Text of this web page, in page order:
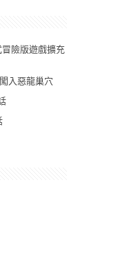
險版遊戲擴充
入惡龍巢穴